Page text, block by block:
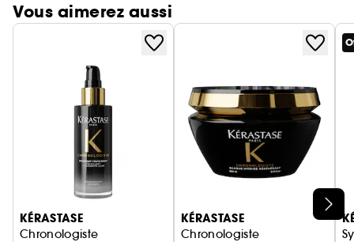
Vous aimerez aussi
Ignorer le carrousel produits
KÉRASTASE
Chronologiste
KÉRASTASE
Chronologiste